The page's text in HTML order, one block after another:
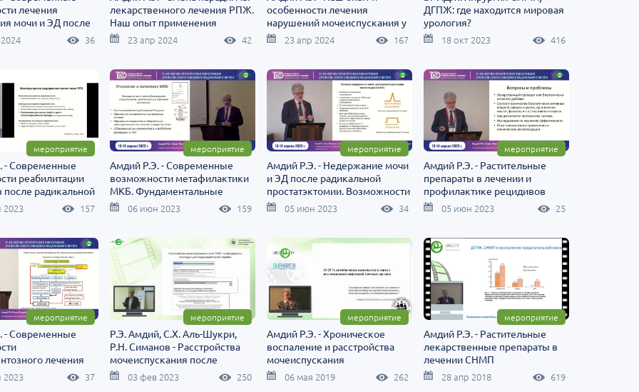
лечения
мочи и ЭД после
предстательной36
лекарственного лечения РПЖ.
Наш опыт применения
антиандрогенов второго
поколения
23 апр 2024 42
особенности лечения
нарушений мочеиспускания у
пациентов после ТУРП
23 апр 2024 167
ДГПЖ: где находится мировая
урология?
18 окт 2023 416
мероприятие
- Современные
реабилитации
после радикальной
2023 157
мероприятие
Амдий Р.Э. - Современные
возможности метафилактики
МКБ. Фундаментальные
исследования и клиническая
практика
06 июн 2023 159
мероприятие
Амдий Р.Э. - Недержание мочи
и ЭД после радикальной
простатэктомии. Возможности
лечения и реабилитации
05 июн 2023 34
мероприятие
Амдий Р.Э. - Растительные
препараты в лечении и
профилактике рецидивов
ИМП05 июн 2023 25
мероприятие
- Современные
лечения
37
мероприятие
Р.Э. Амдий, С.Х. Аль-Шукри,
Р.Н. Симанов - Расстройства
мочеиспускания после
операций на органах таза в
практике врача-уролога
03 фев 2023 250
мероприятие
Амдий Р.Э. - Хроническое
воспаление и расстройства
мочеиспускания
06 мая 2019 262
мероприятие
Амдий Р.Э. - Растительные
лекарственные препараты в
лечении СНМП
28 апр 2018 619